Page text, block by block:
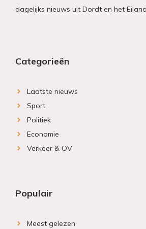
dagelijks nieuws uit Dordt en het
Categorieën
Laatste nieuws
Sport
Politiek
Economie
Verkeer & OV
Populair
Meest gelezen